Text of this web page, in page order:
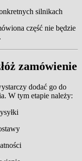
silnikach
część nie będzie
zamówienie
dodać go do
W tym etapie należy: